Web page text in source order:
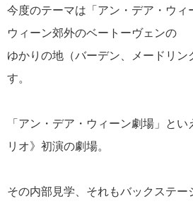
今度のテーマは「アン・デア・ウィ
ウィーン郊外のベートーヴェンの
ゆかりの地（バーデン、メードリン
す。
「アン・デア・ウィーン劇場」と
リオ》初演の劇場。
その内部見学、それもバックステー